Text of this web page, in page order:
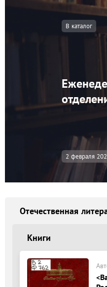
В каталог
2 февраля
Отечественная
Книги